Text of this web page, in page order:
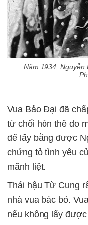
Năm 1934, Nguyễn
Vua Bảo Đại đã
từ chối hôn thê do
để lấy bằng được
chứng tỏ tình yêu
mãnh liệt.
Thái hậu Từ Cung
nhà vua bác bỏ.
nếu không lấy